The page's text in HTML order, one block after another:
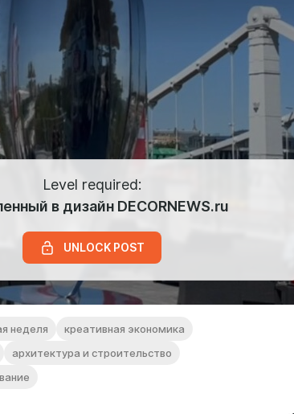
Level required:
в дизайн DECORNEWS.ru
UNLOCK POST
неделя
креативная экономика
архитектура и строительство